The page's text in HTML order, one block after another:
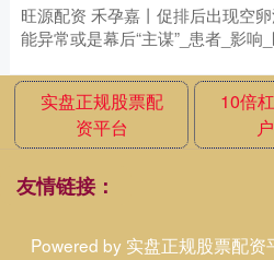
旺源配资 禾孕嘉丨促排后出现空
能异常或是幕后“主谋”_患者_影响
实盘正规股票配
资平台
10倍
友情链接：
Powered by 实盘正规股票配资